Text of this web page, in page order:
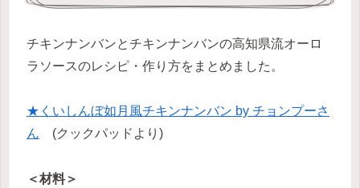
チキンナンバンとチキンナンバンの高知県流オーロ
ラソースのレシピ・作り方をまとめました。
★くいしんぼ如月風チキンナンバン by チョンプーさ
ん (クックパッドより)
＜材料＞